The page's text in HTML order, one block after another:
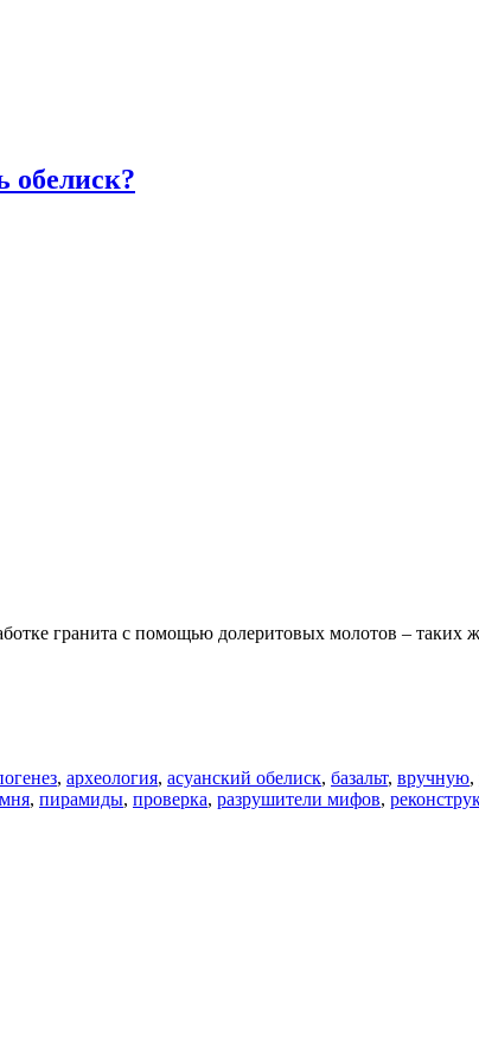
обелиск?
гранита с помощью долеритовых молотов – таких
, археология, асуанский обелиск, базальт, вручную,
, пирамиды, проверка, разрушители мифов,